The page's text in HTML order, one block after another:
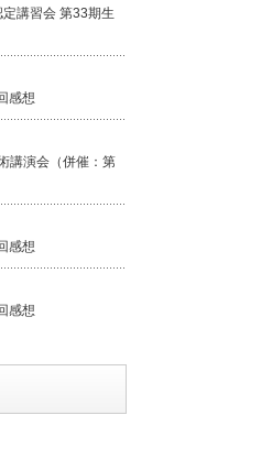
講習会 第33期生
感想
講演会（併催：第
感想
感想